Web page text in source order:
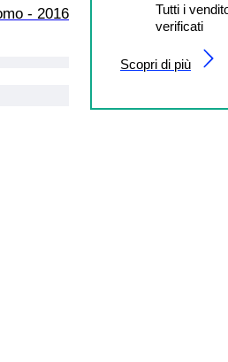
Tutti i
verificati
Scopri di più
- 2016